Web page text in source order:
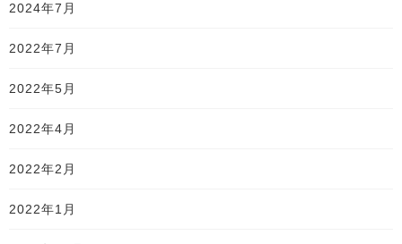
2024年7月
2022年7月
2022年5月
2022年4月
2022年2月
2022年1月